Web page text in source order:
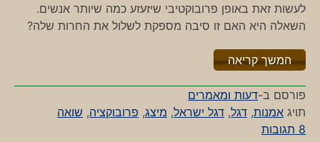
לעשות זאת באופן פרובוקטיבי שיזעזע כמה שיותר אנשים.
השאלה היא האם זו סיבה מספקת לשלול את החרות שלה?
המשך קריאה"%s"
פורסם ב-דעות ומאמרים
תויג אמנות, דגל, דגל ישראל, מיצג, פרובוקציה, שואה
8 תגובות
על